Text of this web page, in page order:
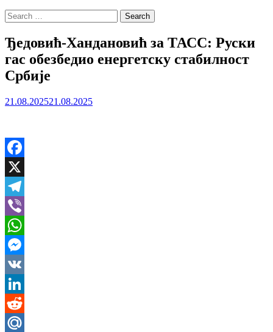
Search
for:
Ђедовић-Хандановић за ТАСС: Руски
гас обезбедио енергетску стабилност
Србије
21.08.202521.08.2025
Facebook
X
Telegram
Viber
WhatsApp
Messenger
VK
LinkedIn
Reddit